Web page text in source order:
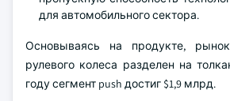
для автомобильного сектора.
Основываясь на продукте,
рулевого колеса разделен на
году сегмент push достиг $1,9 млрд.